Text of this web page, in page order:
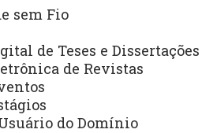
sem Fio
de Teses e Dissertações
de Revistas
do Domínio